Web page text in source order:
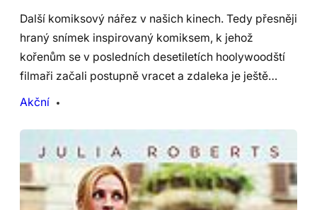
Další komiksový nářez v našich kinech. Tedy přesněji
hraný snímek inspirovaný komiksem, k jehož
kořenům se v posledních desetiletích hoolywoodští
filmaři začali postupně vracet a zdaleka je ještě…
Akční